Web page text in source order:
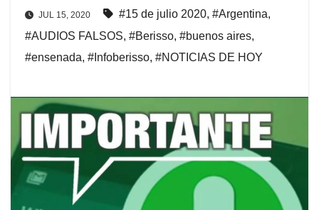
JUL 15, 2020 #15 de julio 2020, #Argentina,
#AUDIOS FALSOS, #Berisso, #buenos aires,
#ensenada, #Infoberisso, #NOTICIAS DE HOY